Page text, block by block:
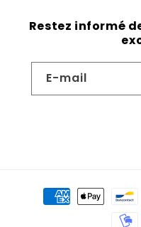
Restez informé
E-mail
Moyens